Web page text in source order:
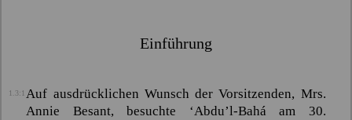
Einführung
1.3:1 Auf ausdrücklichen Wunsch der Vorsitzenden, Mrs.
Annie Besant, besuchte ‘Abdu’l-Bahá am 30.